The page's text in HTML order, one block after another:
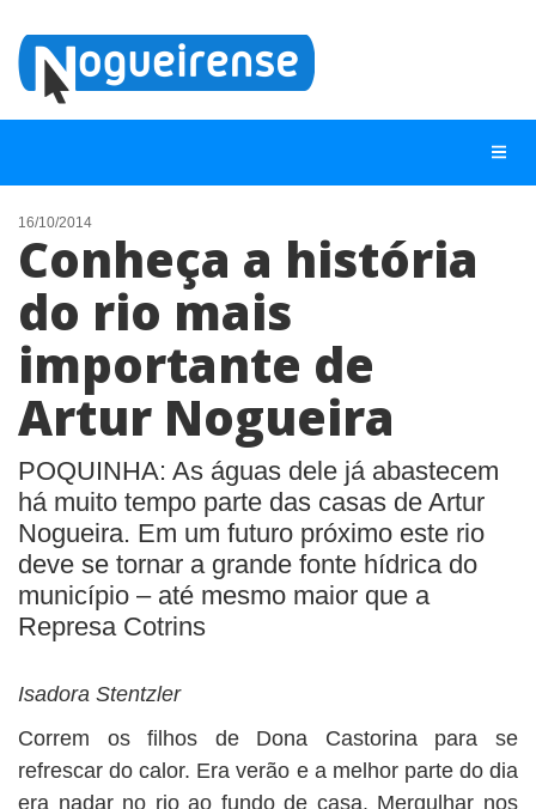
NOTÍCIAS
LISTA DIGITAL
TELEFONES ÚTEIS
QUEM SOMOS
CONTATO
ANUNCIE
BUSCAR
16/10/2014
Conheça a história
do rio mais
importante de
Artur Nogueira
POQUINHA: As águas dele já abastecem
há muito tempo parte das casas de Artur
Nogueira. Em um futuro próximo este rio
deve se tornar a grande fonte hídrica do
município – até mesmo maior que a
Represa Cotrins
Isadora Stentzler
Correm os filhos de Dona Castorina para se
refrescar do calor. Era verão e a melhor parte do dia
era nadar no rio ao fundo de casa. Mergulhar nos